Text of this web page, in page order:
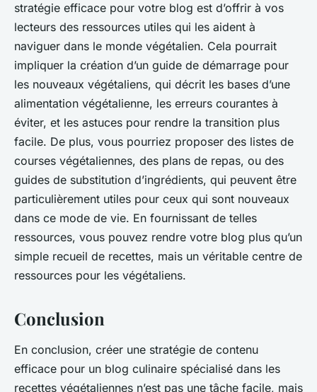
stratégie efficace pour votre blog est d’offrir à vos
lecteurs des ressources utiles qui les aident à
naviguer dans le monde végétalien. Cela pourrait
impliquer la création d’un guide de démarrage pour
les nouveaux végétaliens, qui décrit les bases d’une
alimentation végétalienne, les erreurs courantes à
éviter, et les astuces pour rendre la transition plus
facile. De plus, vous pourriez proposer des listes de
courses végétaliennes, des plans de repas, ou des
guides de substitution d’ingrédients, qui peuvent être
particulièrement utiles pour ceux qui sont nouveaux
dans ce mode de vie. En fournissant de telles
ressources, vous pouvez rendre votre blog plus qu’un
simple recueil de recettes, mais un véritable centre de
ressources pour les végétaliens.
Conclusion
En conclusion, créer une stratégie de contenu
efficace pour un blog culinaire spécialisé dans les
recettes végétaliennes n’est pas une tâche facile, mais